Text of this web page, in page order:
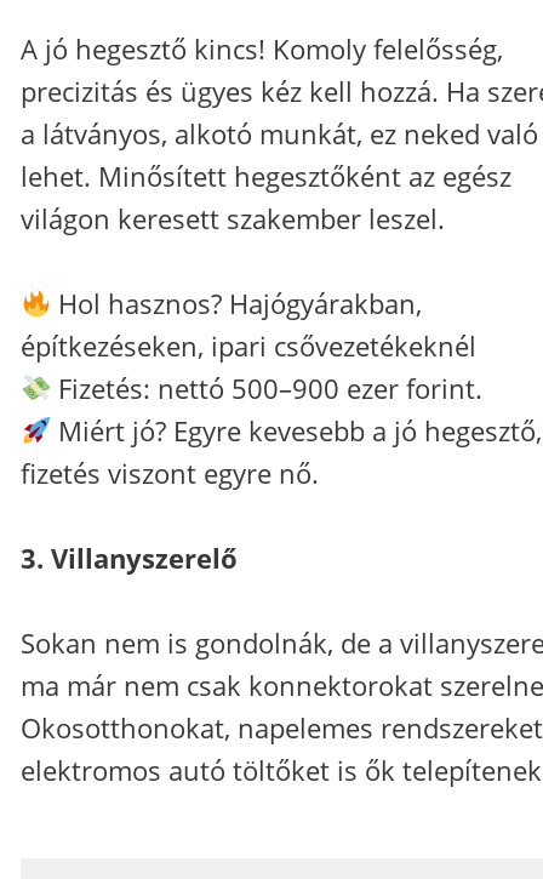
A jó hegesztő kincs! Komoly felelősség,
precizitás és ügyes kéz kell hozzá. Ha
a látványos, alkotó munkát, ez neked való
lehet. Minősített hegesztőként az egész
világon keresett szakember leszel.
Hol hasznos? Hajógyárakban,
építkezéseken, ipari csővezetékeknél
Fizetés: nettó 500–900 ezer forint.
Miért jó? Egyre kevesebb a jó
fizetés viszont egyre nő.
3. Villanyszerelő
Sokan nem is gondolnák, de a
ma már nem csak konnektorokat
Okosotthonokat, napelemes
elektromos autó töltőket is ők